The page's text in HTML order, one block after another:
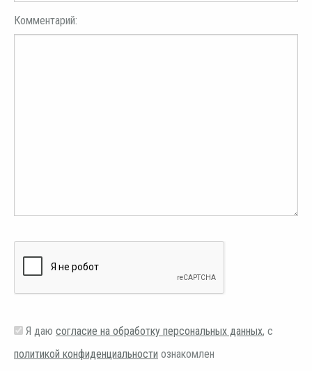
Комментарий:
Я даю согласие на обработку персональных данных, с
политикой конфиденциальности ознакомлен